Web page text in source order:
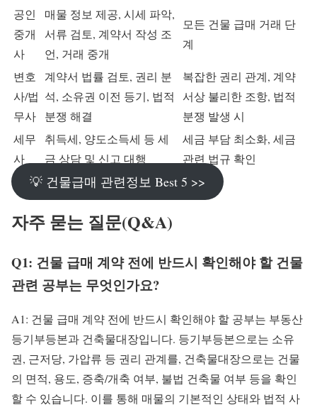
공인
중개
사
매물 정보 제공, 시세 파악,
서류 검토, 계약서 작성 조
언, 거래 중개
모든 건물 급매 거래 단
계
변호
사/법
무사
계약서 법률 검토, 권리 분
석, 소유권 이전 등기, 법적
분쟁 해결
복잡한 권리 관계, 계약
서상 불리한 조항, 법적
분쟁 발생 시
세무
사
취득세, 양도소득세 등 세
금 상담 및 신고 대행
세금 부담 최소화, 세금
관련 법규 확인
💡 건물급매 관련정보 Best 5 >>
자주 묻는 질문(Q&A)
Q1: 건물 급매 계약 전에 반드시 확인해야 할 건물
관련 공부는 무엇인가요?
A1: 건물 급매 계약 전에 반드시 확인해야 할 공부는 부동산
등기부등본과 건축물대장입니다. 등기부등본으로는 소유
권, 근저당, 가압류 등 권리 관계를, 건축물대장으로는 건물
의 면적, 용도, 증축/개축 여부, 불법 건축물 여부 등을 확인
할 수 있습니다. 이를 통해 매물의 기본적인 상태와 법적 사